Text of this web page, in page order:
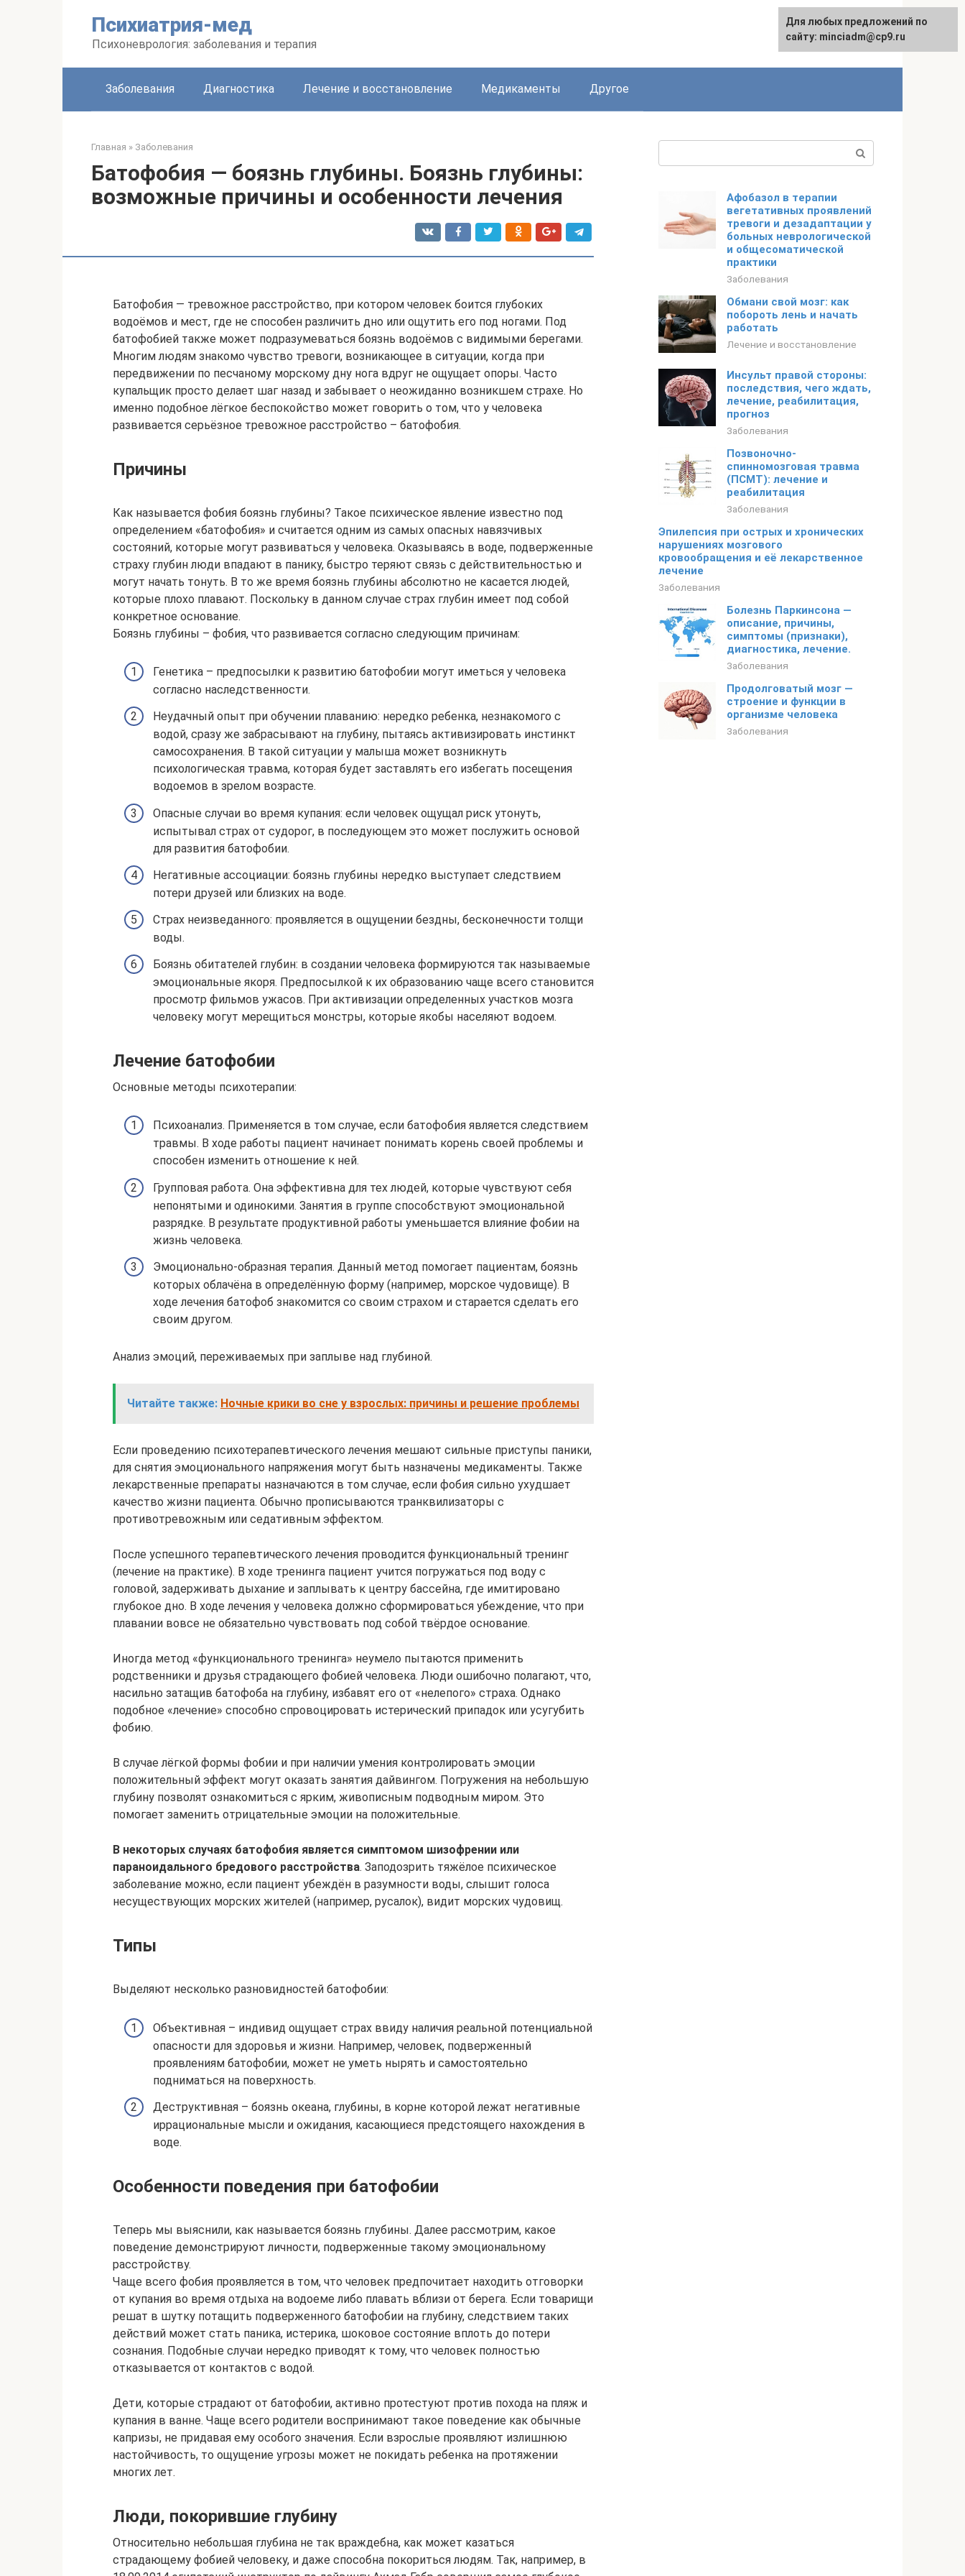
Психиатрия-мед
Психоневрология: заболевания и терапия
Заболевания Диагностика Лечение и восстановление Медикаменты Другое
Главная » Заболевания
Батофобия — боязнь глубины. Боязнь глубины:
возможные причины и особенности лечения
Батофобия — тревожное расстройство, при котором человек боится глубоких
водоёмов и мест, где не способен различить дно или ощутить его под ногами. Под
батофобией также может подразумеваться боязнь водоёмов с видимыми берегами.
Многим людям знакомо чувство тревоги, возникающее в ситуации, когда при
передвижении по песчаному морскому дну нога вдруг не ощущает опоры. Часто
купальщик просто делает шаг назад и забывает о неожиданно возникшем страхе. Но
именно подобное лёгкое беспокойство может говорить о том, что у человека
развивается серьёзное тревожное расстройство – батофобия.
Причины
Как называется фобия боязнь глубины? Такое психическое явление известно под
определением «батофобия» и считается одним из самых опасных навязчивых
состояний, которые могут развиваться у человека. Оказываясь в воде, подверженные
страху глубин люди впадают в панику, быстро теряют связь с действительностью и
могут начать тонуть. В то же время боязнь глубины абсолютно не касается людей,
которые плохо плавают. Поскольку в данном случае страх глубин имеет под собой
конкретное основание.
Боязнь глубины – фобия, что развивается согласно следующим причинам:
Генетика – предпосылки к развитию батофобии могут иметься у человека
согласно наследственности.
Неудачный опыт при обучении плаванию: нередко ребенка, незнакомого с
водой, сразу же забрасывают на глубину, пытаясь активизировать инстинкт
самосохранения. В такой ситуации у малыша может возникнуть
психологическая травма, которая будет заставлять его избегать посещения
водоемов в зрелом возрасте.
Опасные случаи во время купания: если человек ощущал риск утонуть,
испытывал страх от судорог, в последующем это может послужить основой
для развития батофобии.
Негативные ассоциации: боязнь глубины нередко выступает следствием
потери друзей или близких на воде.
Страх неизведанного: проявляется в ощущении бездны, бесконечности толщи
воды.
Боязнь обитателей глубин: в создании человека формируются так называемые
эмоциональные якоря. Предпосылкой к их образованию чаще всего становится
просмотр фильмов ужасов. При активизации определенных участков мозга
человеку могут мерещиться монстры, которые якобы населяют водоем.
Лечение батофобии
Основные методы психотерапии:
Психоанализ. Применяется в том случае, если батофобия является следствием
травмы. В ходе работы пациент начинает понимать корень своей проблемы и
способен изменить отношение к ней.
Групповая работа. Она эффективна для тех людей, которые чувствуют себя
непонятыми и одинокими. Занятия в группе способствуют эмоциональной
разрядке. В результате продуктивной работы уменьшается влияние фобии на
жизнь человека.
Эмоционально-образная терапия. Данный метод помогает пациентам, боязнь
которых облачёна в определённую форму (например, морское чудовище). В
ходе лечения батофоб знакомится со своим страхом и старается сделать его
своим другом.
Анализ эмоций, переживаемых при заплыве над глубиной.
Читайте также: Ночные крики во сне у взрослых: причины и решение проблемы
Если проведению психотерапевтического лечения мешают сильные приступы паники,
для снятия эмоционального напряжения могут быть назначены медикаменты. Также
лекарственные препараты назначаются в том случае, если фобия сильно ухудшает
качество жизни пациента. Обычно прописываются транквилизаторы с
противотревожным или седативным эффектом.
После успешного терапевтического лечения проводится функциональный тренинг
(лечение на практике). В ходе тренинга пациент учится погружаться под воду с
головой, задерживать дыхание и заплывать к центру бассейна, где имитировано
глубокое дно. В ходе лечения у человека должно сформироваться убеждение, что при
плавании вовсе не обязательно чувствовать под собой твёрдое основание.
Иногда метод «функционального тренинга» неумело пытаются применить
родственники и друзья страдающего фобией человека. Люди ошибочно полагают, что,
насильно затащив батофоба на глубину, избавят его от «нелепого» страха. Однако
подобное «лечение» способно спровоцировать истерический припадок или усугубить
фобию.
В случае лёгкой формы фобии и при наличии умения контролировать эмоции
положительный эффект могут оказать занятия дайвингом. Погружения на небольшую
глубину позволят ознакомиться с ярким, живописным подводным миром. Это
помогает заменить отрицательные эмоции на положительные.
В некоторых случаях батофобия является симптомом шизофрении или
параноидального бредового расстройства. Заподозрить тяжёлое психическое
заболевание можно, если пациент убеждён в разумности воды, слышит голоса
несуществующих морских жителей (например, русалок), видит морских чудовищ.
Типы
Выделяют несколько разновидностей батофобии:
Объективная – индивид ощущает страх ввиду наличия реальной потенциальной
опасности для здоровья и жизни. Например, человек, подверженный
проявлениям батофобии, может не уметь нырять и самостоятельно
подниматься на поверхность.
Деструктивная – боязнь океана, глубины, в корне которой лежат негативные
иррациональные мысли и ожидания, касающиеся предстоящего нахождения в
воде.
Особенности поведения при батофобии
Теперь мы выяснили, как называется боязнь глубины. Далее рассмотрим, какое
поведение демонстрируют личности, подверженные такому эмоциональному
расстройству.
Чаще всего фобия проявляется в том, что человек предпочитает находить отговорки
от купания во время отдыха на водоеме либо плавать вблизи от берега. Если товарищи
решат в шутку потащить подверженного батофобии на глубину, следствием таких
действий может стать паника, истерика, шоковое состояние вплоть до потери
сознания. Подобные случаи нередко приводят к тому, что человек полностью
отказывается от контактов с водой.
Дети, которые страдают от батофобии, активно протестуют против похода на пляж и
купания в ванне. Чаще всего родители воспринимают такое поведение как обычные
капризы, не придавая ему особого значения. Если взрослые проявляют излишнюю
настойчивость, то ощущение угрозы может не покидать ребенка на протяжении
многих лет.
Люди, покорившие глубину
Относительно небольшая глубина не так враждебна, как может казаться
страдающему фобией человеку, и даже способна покориться людям. Так, например, в
Афобазол в терапии
вегетативных проявлений
тревоги и дезадаптации у
больных неврологической
и общесоматической
практики
Заболевания
Обмани свой мозг: как
побороть лень и начать
работать
Лечение и восстановление
Инсульт правой стороны:
последствия, чего ждать,
лечение, реабилитация,
прогноз
Заболевания
Позвоночно-
спинномозговая травма
(ПСМТ): лечение и
реабилитация
Заболевания
Эпилепсия при острых и хронических
нарушениях мозгового
кровообращения и её лекарственное
лечение
Заболевания
Болезнь Паркинсона —
описание, причины,
симптомы (признаки),
диагностика, лечение.
Заболевания
Продолговатый мозг —
строение и функции в
организме человека
Заболевания
Для любых предложений по
сайту: minciadm@cp9.ru